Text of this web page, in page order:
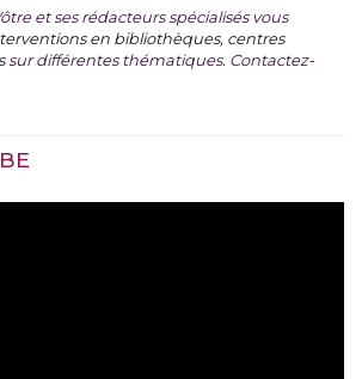
et ses rédacteurs spécialisés vous
en bibliothèques, centres
sur différentes thématiques. Contactez-